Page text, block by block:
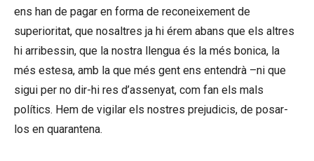
ens han de pagar en forma de reconeixement de
superioritat, que nosaltres ja hi érem abans que els altres
hi arribessin, que la nostra llengua és la més bonica, la
més estesa, amb la que més gent ens entendrà –ni que
sigui per no dir-hi res d’assenyat, com fan els mals
polítics. Hem de vigilar els nostres prejudicis, de posar-
los en quarantena.